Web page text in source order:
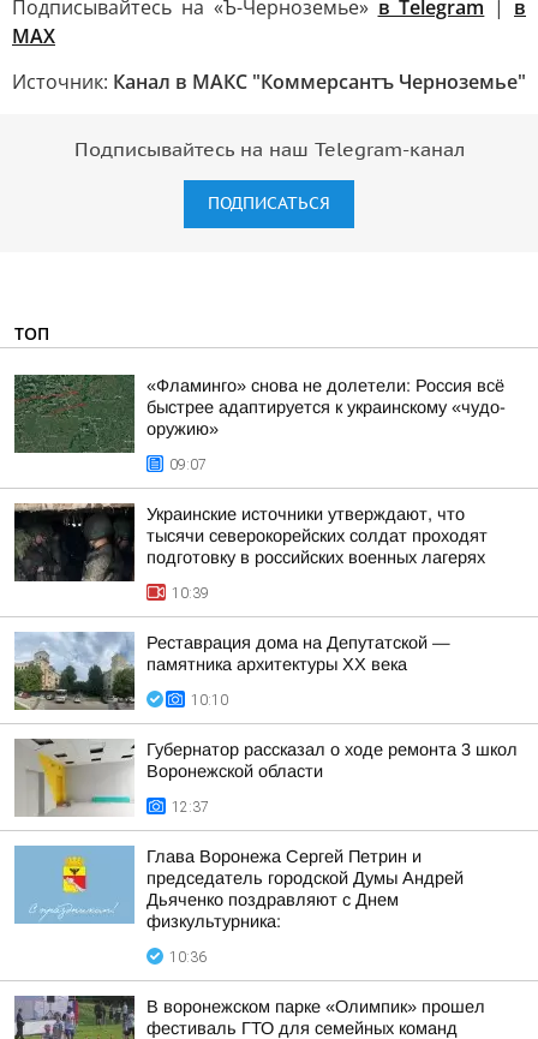
Подписывайтесь на «Ъ-Черноземье» в Telegram | в
MAX
Источник: Канал в МАКС "Коммерсантъ Черноземье"
Подписывайтесь на наш Telegram-канал
ПОДПИСАТЬСЯ
ТОП
«Фламинго» снова не долетели: Россия всё
быстрее адаптируется к украинскому «чудо-
оружию»
09:07
Украинские источники утверждают, что
тысячи северокорейских солдат проходят
подготовку в российских военных лагерях
10:39
Реставрация дома на Депутатской —
памятника архитектуры ХХ века
10:10
Губернатор рассказал о ходе ремонта 3 школ
Воронежской области
12:37
Глава Воронежа Сергей Петрин и
председатель городской Думы Андрей
Дьяченко поздравляют с Днем
физкультурника:
10:36
В воронежском парке «Олимпик» прошел
фестиваль ГТО для семейных команд